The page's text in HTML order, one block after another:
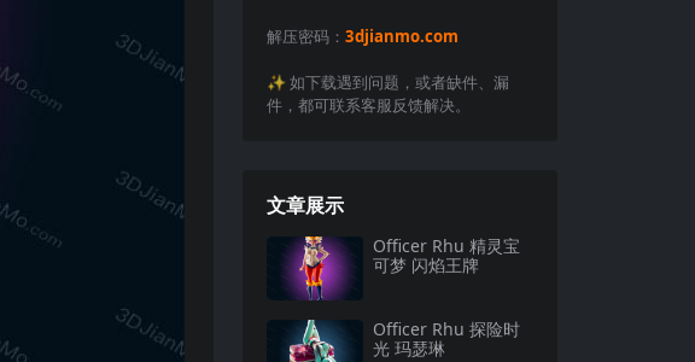
解压密码： 3djianmo.com
✨️ 如下载遇到问题，或者缺件、漏
件，都可联系客服反馈解决。
文章展示
Officer Rhu 精灵宝
可梦 闪焰王牌
Officer Rhu 探险时
光 玛瑟琳